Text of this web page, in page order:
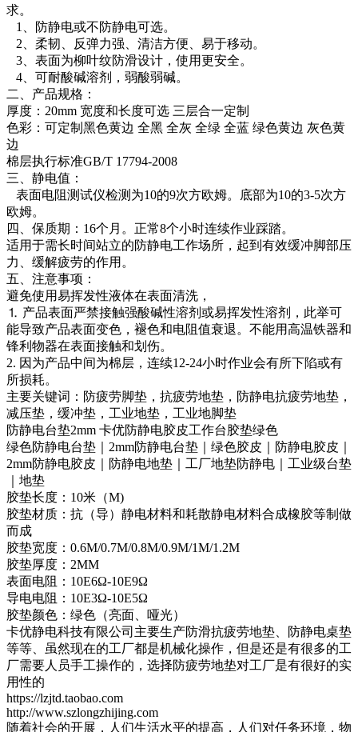
求。
1、防静电或不防静电可选。
2、柔韧、反弹力强、清洁方便、易于移动。
3、表面为柳叶纹防滑设计，使用更安全。
4、可耐酸碱溶剂，弱酸弱碱。
二、产品规格：
厚度：20mm 宽度和长度可选 三层合一定制
色彩：可定制黑色黄边 全黑 全灰 全绿 全蓝 绿色黄边 灰色黄
边
棉层执行标准GB/T 17794-2008
三、静电值：
表面电阻测试仪检测为10的9次方欧姆。底部为10的3-5次方
欧姆。
四、保质期：16个月。正常8个小时连续作业踩踏。
适用于需长时间站立的防静电工作场所，起到有效缓冲脚部压
力、缓解疲劳的作用。
五、注意事项：
避免使用易挥发性液体在表面清洗，
⒈ 产品表面严禁接触强酸碱性溶剂或易挥发性溶剂，此举可
能导致产品表面变色，褪色和电阻值衰退。不能用高温铁器和
锋利物器在表面接触和划伤。
2. 因为产品中间为棉层，连续12-24小时作业会有所下陷或有
所损耗。
主要关键词：防疲劳脚垫，抗疲劳地垫，防静电抗疲劳地垫，
减压垫，缓冲垫，工业地垫，工业地脚垫
防静电台垫2mm 卡优防静电胶皮工作台胶垫绿色
绿色防静电台垫｜2mm防静电台垫｜绿色胶皮｜防静电胶皮｜
2mm防静电胶皮｜防静电地垫｜工厂地垫防静电｜工业级台垫
｜地垫
胶垫长度：10米（M)
胶垫材质：抗（导）静电材料和耗散静电材料合成橡胶等制做
而成
胶垫宽度：0.6M/0.7M/0.8M/0.9M/1M/1.2M
胶垫厚度：2MM
表面电阻：10E6Ω-10E9Ω
导电电阻：10E3Ω-10E5Ω
胶垫颜色：绿色（亮面、哑光）
卡优静电科技有限公司主要生产防滑抗疲劳地垫、防静电桌垫
等等、虽然现在的工厂都是机械化操作，但是还是有很多的工
厂需要人员手工操作的，选择防疲劳地垫对工厂是有很好的实
用性的
https://lzjtd.taobao.com
http://www.szlongzhijing.com
随着社会的开展，人们生活水平的提高，人们对任务环境，物